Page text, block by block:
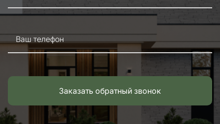
Ваш телефон
Заказать обратный звонок